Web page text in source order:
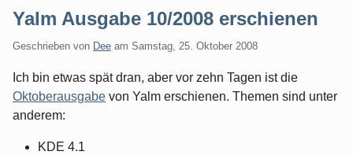
Yalm Ausgabe 10/2008 erschienen
Geschrieben von Dee am Samstag, 25. Oktober 2008
Ich bin etwas spät dran, aber vor zehn Tagen ist die
Oktoberausgabe von Yalm erschienen. Themen sind unter
anderem:
KDE 4.1